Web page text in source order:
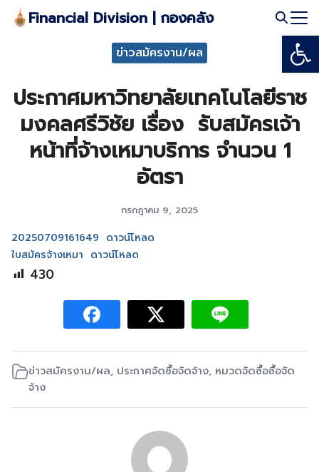
Skip Financial Division | กองคลัง
ข่าวสมัครงาน/ผล
ประกาศมหาวิทยาลัยเทคโนโลยีราช
มงคลศรีวิชัย เรื่อง รับสมัครเจ้า
หน้าที่จ้างเหมาบริการ จำนวน 1
อัตรา
กรกฎาคม 9, 2025
20250709161649 ดาวน์โหลด
ใบสมัครจ้างเหมา ดาวน์โหลด
430
ข่าวสมัครงาน/ผล, ประกาศจัดซื้อจัดจ้าง, หมวดจัดซื้อซื้อจัด
จ้าง